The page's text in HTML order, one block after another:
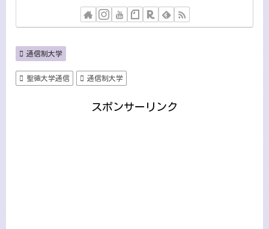
通信制大学
聖徳大学通信 通信制大学
スポンサーリンク